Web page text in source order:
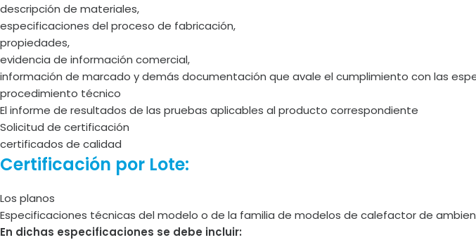
descripción de materiales,
especificaciones del proceso de fabricación,
propiedades,
evidencia de información comercial,
información de marcado y demás documentación que avale el cumplimiento con las
procedimiento técnico
El informe de resultados de las pruebas aplicables al producto correspondiente
Solicitud de certificación
certificados de calidad
Certificación por Lote:
Los planos
Especificaciones técnicas del modelo o de la familia de modelos de calefactor de
En dichas especificaciones se debe incluir: